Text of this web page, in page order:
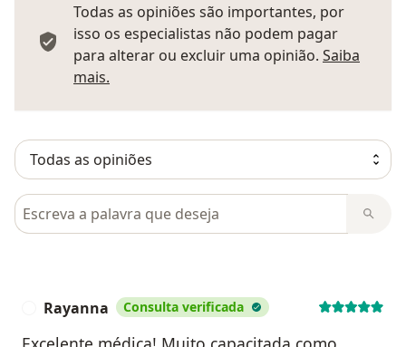
Todas as opiniões são importantes, por
isso os especialistas não podem pagar
para alterar ou excluir uma opinião. Saiba
mais.
Pesquisar em opiniões
Rayanna Consulta verificada